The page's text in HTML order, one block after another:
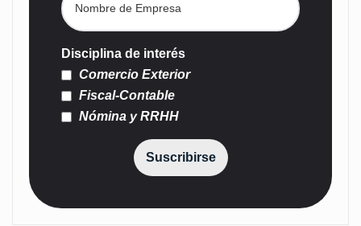
Disciplina de interés
Comercio Exterior
Fiscal-Contable
Nómina y RRHH
Suscribirse